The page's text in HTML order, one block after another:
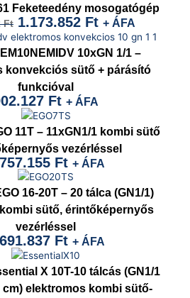
Feketeedény mosogatógép
Ft
price
was:
2.119.092 Ft.
1.173.852 Ft
price
is:
1.173.852 Ft.
+ ÁFA
10xGN 1/1 –
konvekciós sütő + párásító
funkcióval
Ft + ÁFA
11T – 11xGN1/1 kombi sütő
vezérléssel
Ft + ÁFA
16-20T – 20 tálca (GN1/1)
sütő, érintőképernyős
vezérléssel
Ft + ÁFA
X 10T-10 tálcás (GN1/1
cm) elektromos kombi sütő-